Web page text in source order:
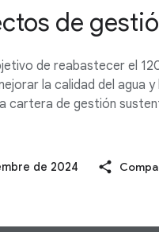
de
de reabastecer el
la calidad del agua
cartera de gestión
de 2024